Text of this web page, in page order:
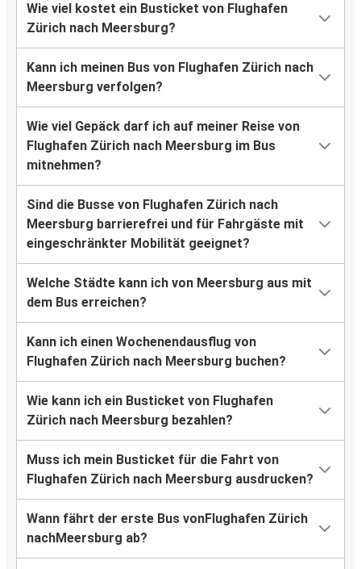
Wie viel kostet ein Busticket von Flughafen
Zürich nach Meersburg?
Kann ich meinen Bus von Flughafen Zürich nach
Meersburg verfolgen?
Wie viel Gepäck darf ich auf meiner Reise von
Flughafen Zürich nach Meersburg im Bus
mitnehmen?
Sind die Busse von Flughafen Zürich nach
Meersburg barrierefrei und für Fahrgäste mit
eingeschränkter Mobilität geeignet?
Welche Städte kann ich von Meersburg aus mit
dem Bus erreichen?
Kann ich einen Wochenendausflug von
Flughafen Zürich nach Meersburg buchen?
Wie kann ich ein Busticket von Flughafen
Zürich nach Meersburg bezahlen?
Muss ich mein Busticket für die Fahrt von
Flughafen Zürich nach Meersburg ausdrucken?
Wann fährt der erste Bus vonFlughafen Zürich
nachMeersburg ab?